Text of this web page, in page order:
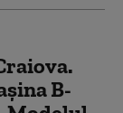
B-